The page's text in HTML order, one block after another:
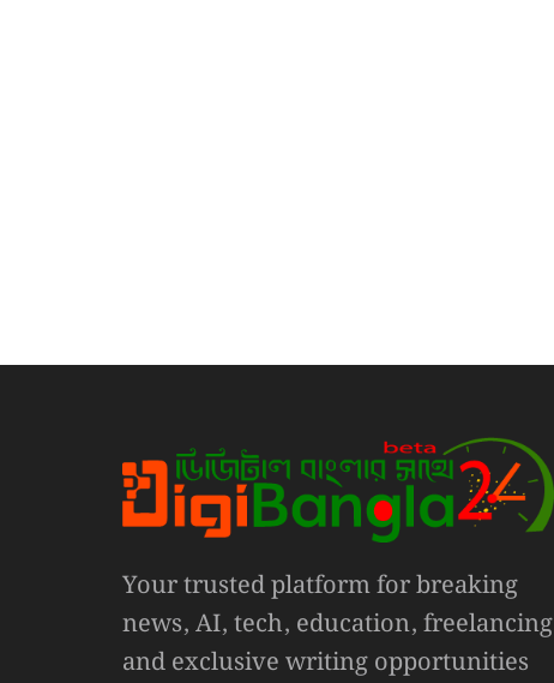
Your trusted platform for breaking
news, AI, tech, education, freelancing
and exclusive writing opportunities